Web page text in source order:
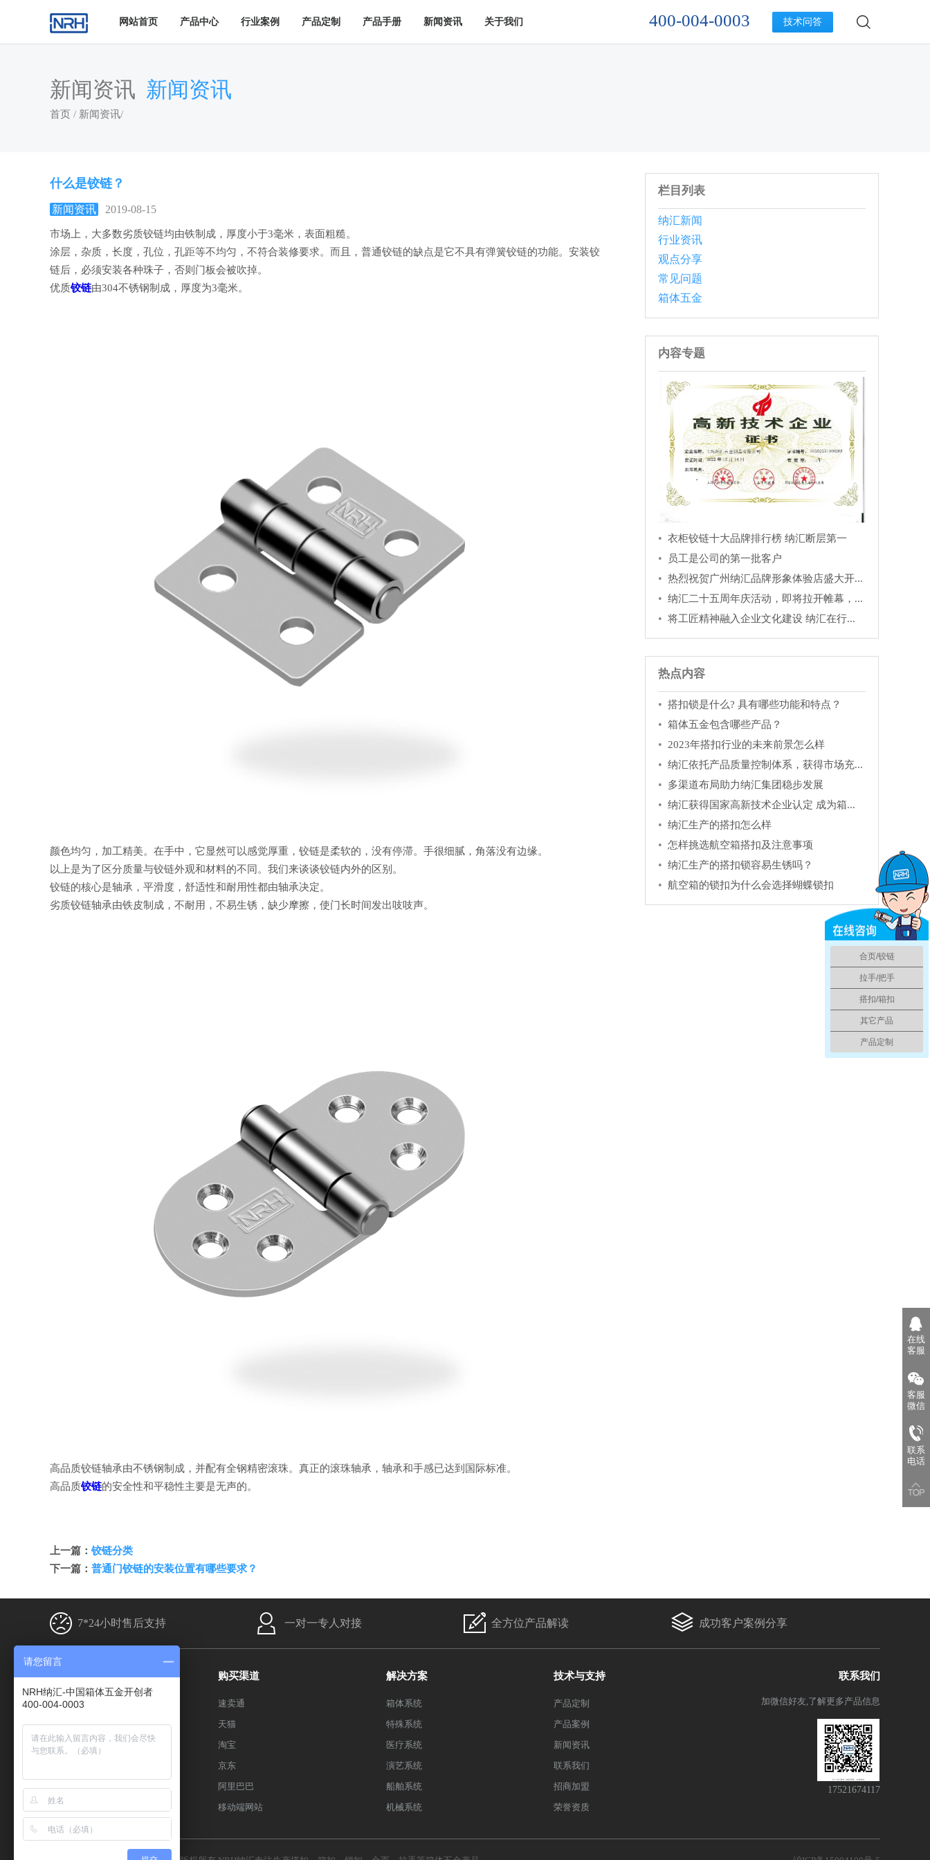
网站首页 产品中心 行业案例 产品定制 产品手册 新闻资讯 关于我们 400-004-0003 技术问答
新闻资讯 新闻资讯
首页 / 新闻资讯/
什么是铰链？
新闻资讯 2019-08-15
市场上，大多数劣质铰链均由铁制成，厚度小于3毫米，表面粗糙。
涂层，杂质，长度，孔位，孔距等不均匀，不符合装修要求。而且，普通铰链的缺点是它不具有弹簧铰链的功能。安装铰
链后，必须安装各种珠子，否则门板会被吹掉。
优质铰链由304不锈钢制成，厚度为3毫米。
颜色均匀，加工精美。在手中，它显然可以感觉厚重，铰链是柔软的，没有停滞。手很细腻，角落没有边缘。
以上是为了区分质量与铰链外观和材料的不同。我们来谈谈铰链内外的区别。
铰链的核心是轴承，平滑度，舒适性和耐用性都由轴承决定。
劣质铰链轴承由铁皮制成，不耐用，不易生锈，缺少摩擦，使门长时间发出吱吱声。
高品质铰链轴承由不锈钢制成，并配有全钢精密滚珠。真正的滚珠轴承，轴承和手感已达到国际标准。
高品质铰链的安全性和平稳性主要是无声的。
上一篇： 铰链分类
下一篇： 普通门铰链的安装位置有哪些要求？
栏目列表
纳汇新闻
行业资讯
观点分享
常见问题
箱体五金
内容专题
衣柜铰链十大品牌排行榜 纳汇断层第一
员工是公司的第一批客户
热烈祝贺广州纳汇品牌形象体验店盛大开...
纳汇二十五周年庆活动，即将拉开帷幕，...
将工匠精神融入企业文化建设 纳汇在行...
热点内容
搭扣锁是什么? 具有哪些功能和特点？
箱体五金包含哪些产品？
2023年搭扣行业的未来前景怎么样
纳汇依托产品质量控制体系，获得市场充...
多渠道布局助力纳汇集团稳步发展
纳汇获得国家高新技术企业认定 成为箱...
纳汇生产的搭扣怎么样
怎样挑选航空箱搭扣及注意事项
纳汇生产的搭扣锁容易生锈吗？
航空箱的锁扣为什么会选择蝴蝶锁扣
7*24小时售后支持 一对一专人对接 全方位产品解读 成功客户案例分享
产品分类
搭扣系列
箱扣系列
拉手系列
包角系列
百度sitemap
购买渠道
速卖通
天猫
淘宝
京东
阿里巴巴
移动端网站
解决方案
箱体系统
特殊系统
医疗系统
演艺系统
船舶系统
机械系统
技术与支持
产品定制
产品案例
新闻资讯
联系我们
招商加盟
荣誉资质
联系我们
加微信好友,了解更多产品信息
17521674117
在线
客服
客服
微信
联系
电话
合页/铰链
拉手/把手
搭扣/箱扣
其它产品
产品定制
请您留言
NRH纳汇-中国箱体五金开创者
400-004-0003